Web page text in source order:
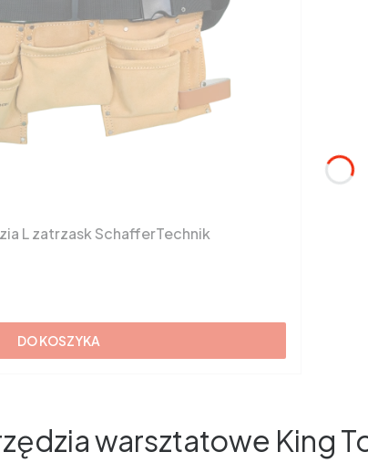
L zatrzask SchafferTechnik
DO KOSZYKA
warsztatowe King